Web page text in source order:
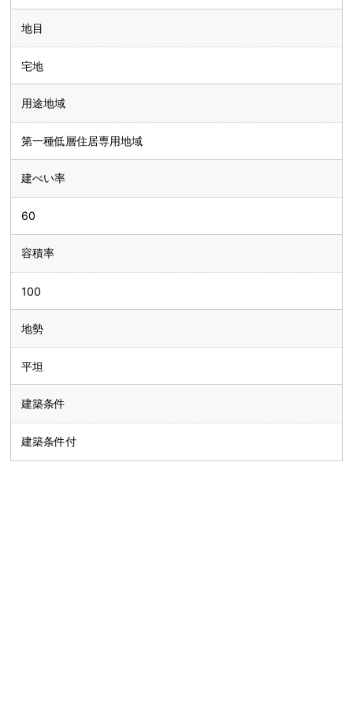
地目
宅地
用途地域
第一種低層住居専用地域
建ぺい率
60
容積率
100
地勢
平坦
建築条件
建築条件付